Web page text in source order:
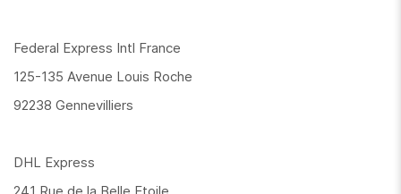
Federal Express Intl France
125-135 Avenue Louis Roche
92238 Gennevilliers
DHL Express